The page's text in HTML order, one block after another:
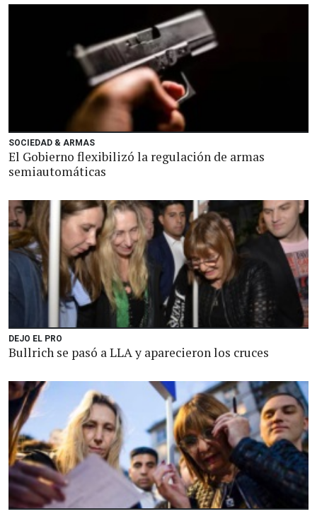
SOCIEDAD & ARMAS
El Gobierno flexibilizó la regulación de armas
semiautomáticas
DEJO EL PRO
Bullrich se pasó a LLA y aparecieron los cruces